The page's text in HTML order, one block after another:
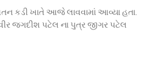
કડી ખાતે આજે લાવવામાં આવ્યા હતા.
જગદીશ પટેલ ના પુત્ર જીગર પટેલ